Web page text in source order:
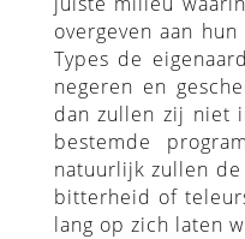
overgeven aan
Types de
negeren en
dan zullen zij niet
bestemde
natuurlijk zullen
bitterheid of
lang op zich laten